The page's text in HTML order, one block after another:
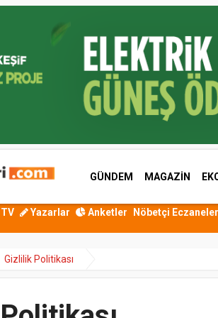
GÜNDEM MAGAZİN
Yazarlar Anketler Nöbetçi Eczaneler
Gizlilik Politikası